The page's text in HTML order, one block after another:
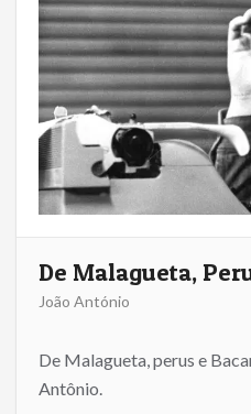
De Malagueta,
João António
De Malagueta, perus e
Antônio.